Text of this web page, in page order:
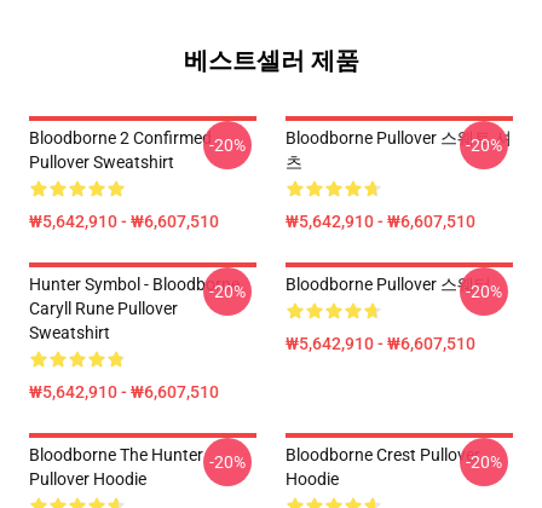
베스트셀러 제품
Bloodborne 2 Confirmed
Pullover Sweatshirt
₩5,642,910 - ₩6,607,510
-20%
Bloodborne Pullover 스웨트 셔
츠
₩5,642,910 - ₩6,607,510
-20%
Hunter Symbol - Bloodborne
Caryll Rune Pullover
Sweatshirt
₩5,642,910 - ₩6,607,510
-20% Bloodborne Pullover 스웨터
₩5,642,910 - ₩6,607,510
-20%
Bloodborne The Hunter
Pullover Hoodie
-20%
Bloodborne Crest Pullover
Hoodie
-20%